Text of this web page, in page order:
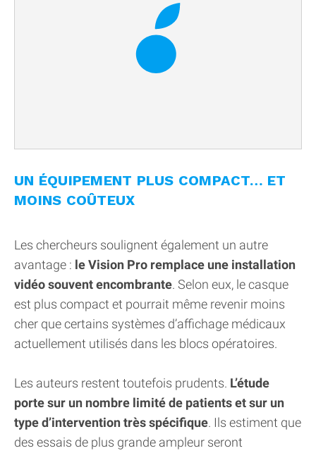
UN ÉQUIPEMENT PLUS COMPACT… ET
MOINS COÛTEUX
Les chercheurs soulignent également un autre
avantage : le Vision Pro remplace une installation
vidéo souvent encombrante. Selon eux, le casque
est plus compact et pourrait même revenir moins
cher que certains systèmes d’affichage médicaux
actuellement utilisés dans les blocs opératoires.
Les auteurs restent toutefois prudents. L’étude
porte sur un nombre limité de patients et sur un
type d’intervention très spécifique. Ils estiment que
des essais de plus grande ampleur seront